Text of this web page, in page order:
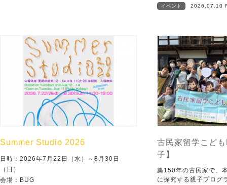
イベント 2026.07.10
Summer Studio 2026
日時：2026年7月22日（水）～8月30日
（日）
会場：BUG
古民家留学こど
子】
築150年の古民家で、
に探究する親子プログ